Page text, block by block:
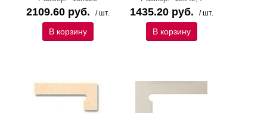
2109.60 руб. / шт.
В корзину
1435.20 руб. / шт.
В корзину